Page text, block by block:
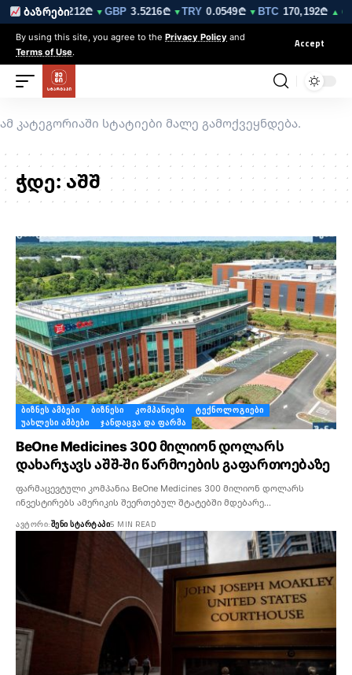
ბაზრები
▼EUR3.0212₾▼ GBP3.5216₾▼ TRY0.0549₾▼ BTC170,192₾▲ 0.6%
By using this site, you agree to the Privacy Policy and
Terms of Use.
Accept
ამ კატეგორიაში სტატიები მალე გამოქვეყნდება.
ჭდე:აშშ
ᲑᲘᲖᲜᲔᲡ ᲐᲛᲑᲔᲑᲘ ᲑᲘᲖᲜᲔᲡᲘ ᲙᲝᲛᲞᲐᲜᲘᲔᲑᲘ
ᲢᲔᲥᲜᲝᲚᲝᲒᲘᲔᲑᲘ
ᲣᲐᲮᲚᲔᲡᲘ ᲐᲛᲑᲔᲑᲘ
ᲯᲐᲜᲓᲐᲪᲕᲐ ᲓᲐ ᲤᲐᲠᲛᲐ
BeOne Medicines 300 მილიონ დოლარს
დახარჯავს აშშ-ში წარმოების გაფართოებაზე
ფარმაცევტული კომპანია BeOne Medicines 300 მილიონ დოლარს
ინვესტირებს ამერიკის შეერთებულ შტატებში მდებარე…
ᲐᲕᲢᲝᲠᲘ:ᲨᲔᲜᲘ ᲡᲢᲐᲠᲢᲐᲞᲘ5 MIN READ